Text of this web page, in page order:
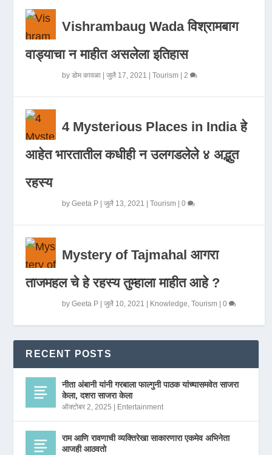
Vishrambaug Wada विश्रामबाग
वाड्याचा न माहीत असलेला इतिहास
byडोम कावळा |जुलै 17, 2021 |Tourism |2
4 Mysterious Places in India हे
आहेत भारतातील कधीही न उलगडलेले ४ अद्भुत
रहस्य
byGeeta P |जुलै 13, 2021 |Tourism |0
Mystery of Tajmahal आगरा
ताजमहल चे हे रहस्य तुम्हाला माहीत आहे ?
byGeeta P |जुलै 10, 2021 Knowledge,Tourism |0
RECENT POSTS
नीता अंबानी यांनी गरबाला फाल्गुनी पाठक यांच्यासमवेत साजरा
केला, दशरा साजरा केला
ऑक्टोबर 2, 2025 Entertainment
राम आणि रावणाची व्यक्तिरेखा साकारणारा एकमेव अभिनेता
आजही आठवतो